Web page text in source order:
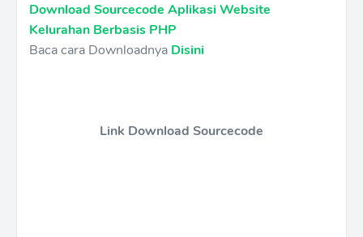
Download Sourcecode Aplikasi Website
Kelurahan Berbasis PHP
Baca cara Downloadnya Disini
Link Download Sourcecode